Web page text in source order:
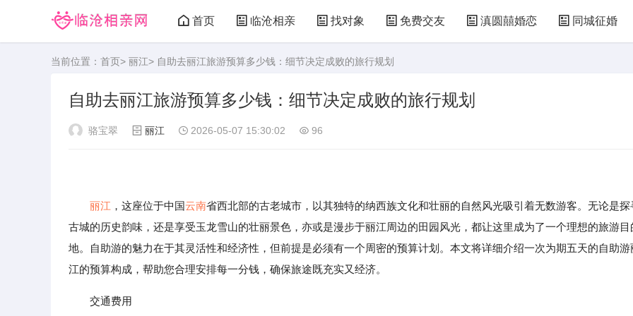
首页 临沧相亲 找对象 免费交友 滇圆囍婚恋 同城征婚
当前位置： 首页> 丽江> 自助去丽江旅游预算多少钱：细节决定成败的旅行规划
自助去丽江旅游预算多少钱：细节决定成败的旅行规划
骆宝翠 丽江 2026-05-07 15:30:02 96
丽江 ，这座位于中国云南省西北部的古老城市，以其独特的纳西族文化和壮丽的自然风光吸引着无数游客。无论是探
古城的历史韵味，还是享受玉龙雪山的壮丽景色，亦或是漫步于丽江周边的田园风光，都让这里成为了一个理想的旅游目
地。自助游的魅力在于其灵活性和经济性，但前提是必须有一个周密的预算计划。本文将详细介绍一次为期五天的自助游
江的预算构成，帮助您合理安排每一分钱，确保旅途既充实又经济。
交通费用